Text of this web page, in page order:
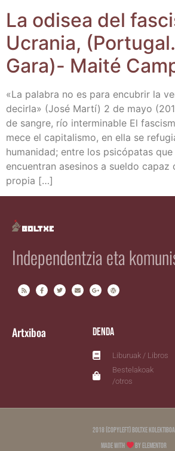
La odi­sea del
Ucra­nia,
Gara)- Mai­té
«La pala­bra no es para encu­brir la
decir­la» (José Mar­tí) 2 de mayo
de san­gre, río inter­mi­na­ble El
mece el capi­ta­lis­mo, en ella se
huma­ni­dad; entre los psi­có­pa­tas
encuen­tran ase­si­nos a suel­do capaz
propia […]
Independentzia eta
Artxiboa Denda
Liburuak / Libros
Bestelakoak
/otros
2018 (copyleft) Boltxe Kolektiboa
Made with
by Elementor